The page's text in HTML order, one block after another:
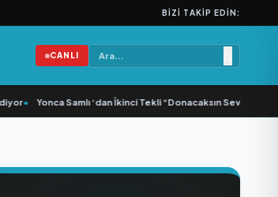
BIZI TAKIP EDIN:
CANLI
• Yonca Samlı ‘dan İkinci Tekli “Donacaksın Sevgilim “